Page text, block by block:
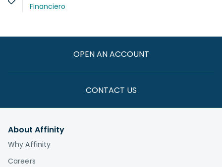
Financiero
OPEN AN ACCOUNT
CONTACT US
About Affinity
Why Affinity
Careers